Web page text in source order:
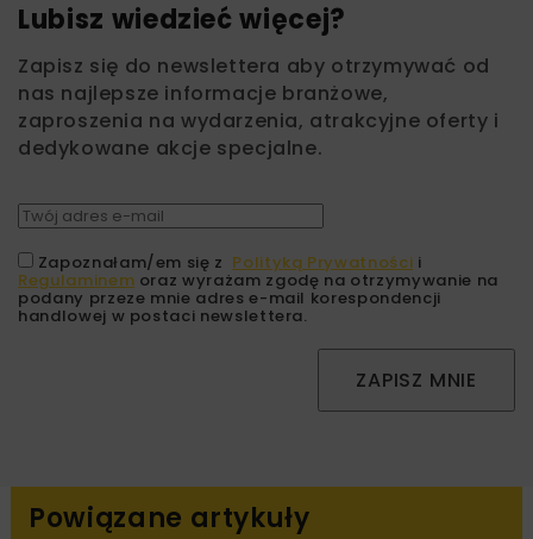
Lubisz wiedzieć więcej?
Zapisz się do newslettera aby otrzymywać od
nas najlepsze informacje branżowe,
zaproszenia na wydarzenia, atrakcyjne oferty i
dedykowane akcje specjalne.
Zapoznałam/em się z Polityką Prywatności i
Regulaminem oraz wyrażam zgodę na otrzymywanie na
podany przeze mnie adres e-mail korespondencji
handlowej w postaci newslettera.
ZAPISZ MNIE
Powiązane artykuły